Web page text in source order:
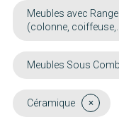
Meubles avec
(colonne,
Meubles Sous
Céramique